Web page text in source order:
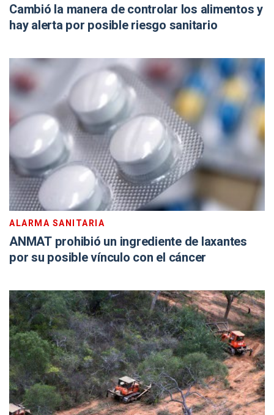
Cambió la manera de controlar los alimentos y
hay alerta por posible riesgo sanitario
ALARMA SANITARIA
ANMAT prohibió un ingrediente de laxantes
por su posible vínculo con el cáncer